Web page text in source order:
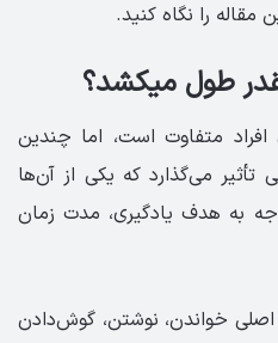
مقاله را نگاه کنید.
طول میکشد؟
افراد متفاوت است، اما چندین
تأثیر می‌گذارد که یکی از آن‌ها
به هدف یادگیری، مدت زمان
خواندن، نوشتن، گوش‌دادن